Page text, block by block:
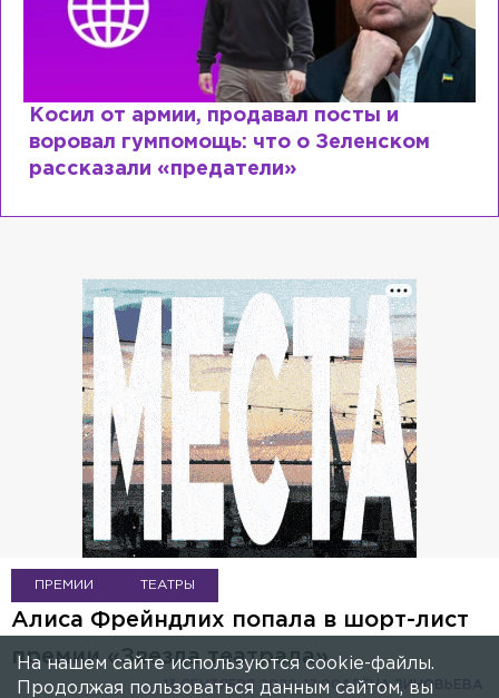
Рыдает из-за мужа, но опять флиртует с
Лазаревым: как Лера Кудрявцева
сходит с ума
ПРЕМИИ ТЕАТРЫ
Алиса Фрейндлих попала в шорт-лист
премии «Звезда театрала»
АЛЁНА ЗИНОВЬЕВА
13 СЕНТЯБРЯ 2022, 17:00
На нашем сайте используются cookie-файлы.
Продолжая пользоваться данным сайтом, вы